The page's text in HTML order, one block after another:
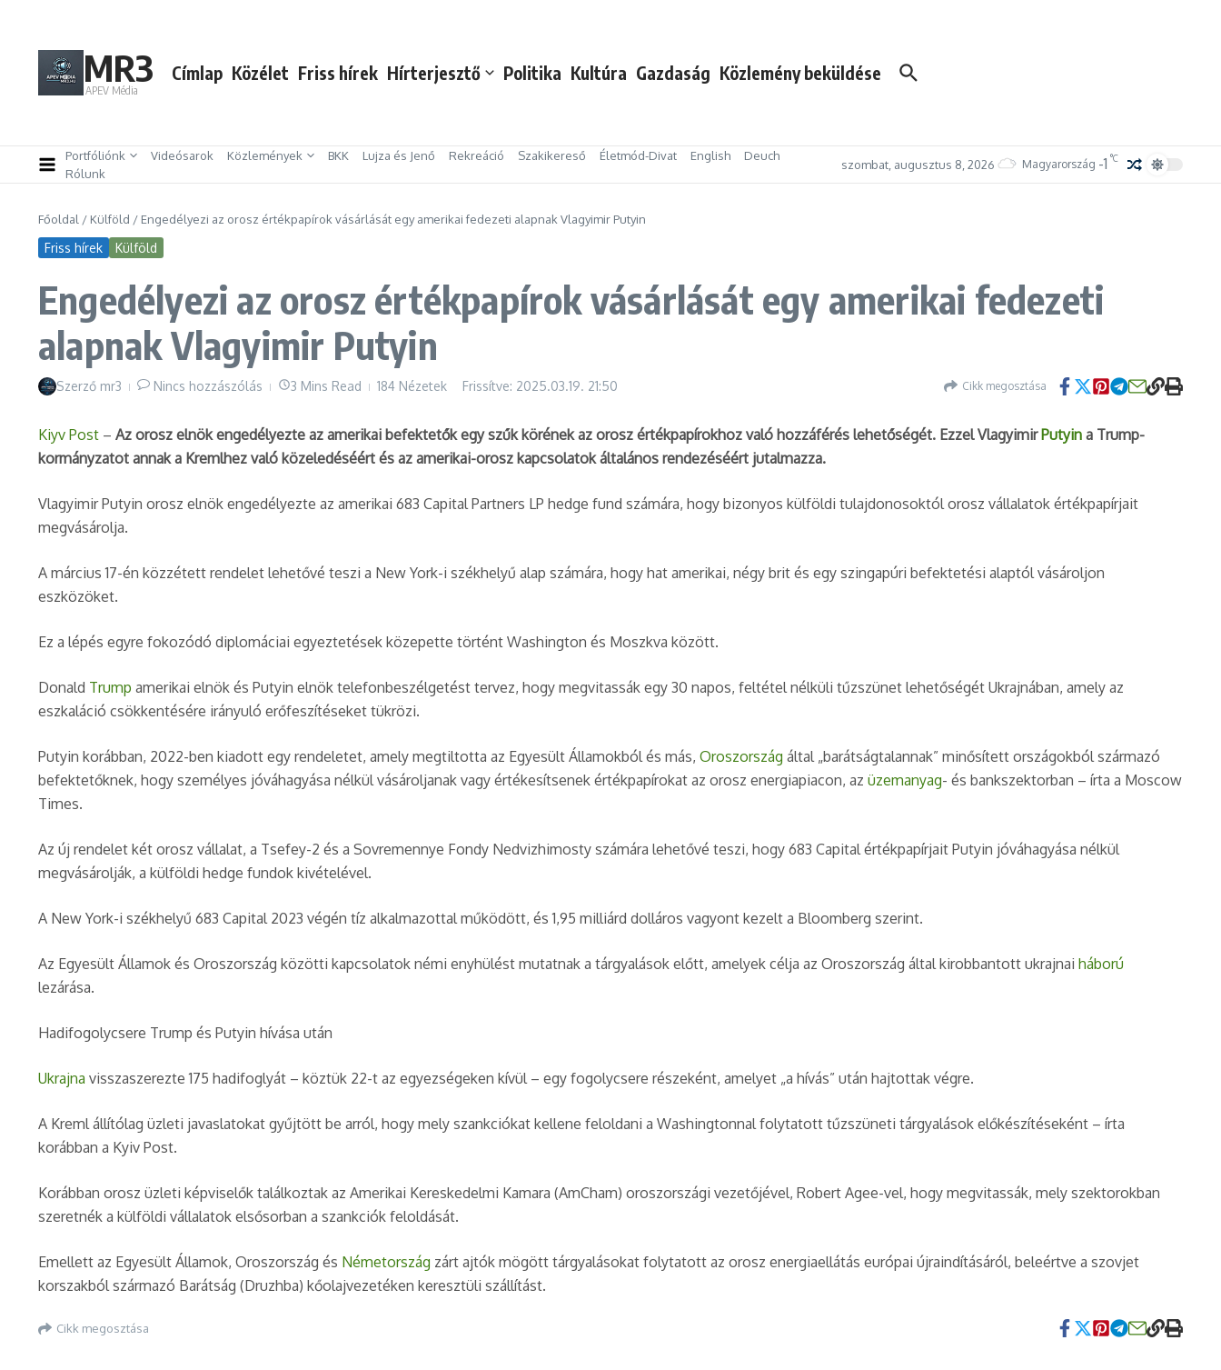
MR3
APEV Média
Címlap Közélet Friss hírek Hírterjesztő Politika Kultúra Gazdaság Közlemény beküldése
Portfóliónk Videósarok Közlemények BKK Lujza és Jenő Rekreáció Szakikereső Életmód-Divat English
Deuch
Rólunk
szombat, augusztus 8, 2026 Magyarország -1 °C
Főoldal / Külföld / Engedélyezi az orosz értékpapírok vásárlását egy amerikai fedezeti alapnak Vlagyimir Putyin
Friss hírek Külföld
Engedélyezi az orosz értékpapírok vásárlását egy amerikai fedezeti
alapnak Vlagyimir Putyin
Szerző mr3 Nincs hozzászólás 3 Mins Read 184 Nézetek Frissítve: 2025.03.19. 21:50 Cikk megosztása
Kiyv Post – Az orosz elnök engedélyezte az amerikai befektetők egy szűk körének az orosz értékpapírokhoz való hozzáférés lehetőségét. Ezzel Vlagyimir Putyin a Trump-
kormányzatot annak a Kremlhez való közeledéséért és az amerikai-orosz kapcsolatok általános rendezéséért jutalmazza.
Vlagyimir Putyin orosz elnök engedélyezte az amerikai 683 Capital Partners LP hedge fund számára, hogy bizonyos külföldi tulajdonosoktól orosz vállalatok értékpapírjait
megvásárolja.
A március 17-én közzétett rendelet lehetővé teszi a New York-i székhelyű alap számára, hogy hat amerikai, négy brit és egy szingapúri befektetési alaptól vásároljon
eszközöket.
Ez a lépés egyre fokozódó diplomáciai egyeztetések közepette történt Washington és Moszkva között.
Donald Trump amerikai elnök és Putyin elnök telefonbeszélgetést tervez, hogy megvitassák egy 30 napos, feltétel nélküli tűzszünet lehetőségét Ukrajnában, amely az
eszkaláció csökkentésére irányuló erőfeszítéseket tükrözi.
Putyin korábban, 2022-ben kiadott egy rendeletet, amely megtiltotta az Egyesült Államokból és más, Oroszország által „barátságtalannak” minősített országokból származó
befektetőknek, hogy személyes jóváhagyása nélkül vásároljanak vagy értékesítsenek értékpapírokat az orosz energiapiacon, az üzemanyag- és bankszektorban – írta a Moscow
Times.
Az új rendelet két orosz vállalat, a Tsefey-2 és a Sovremennye Fondy Nedvizhimosty számára lehetővé teszi, hogy 683 Capital értékpapírjait Putyin jóváhagyása nélkül
megvásárolják, a külföldi hedge fundok kivételével.
A New York-i székhelyű 683 Capital 2023 végén tíz alkalmazottal működött, és 1,95 milliárd dolláros vagyont kezelt a Bloomberg szerint.
Az Egyesült Államok és Oroszország közötti kapcsolatok némi enyhülést mutatnak a tárgyalások előtt, amelyek célja az Oroszország által kirobbantott ukrajnai háború
lezárása.
Hadifogolycsere Trump és Putyin hívása után
Ukrajna visszaszerezte 175 hadifoglyát – köztük 22-t az egyezségeken kívül – egy fogolycsere részeként, amelyet „a hívás” után hajtottak végre.
A Kreml állítólag üzleti javaslatokat gyűjtött be arról, hogy mely szankciókat kellene feloldani a Washingtonnal folytatott tűzszüneti tárgyalások előkészítéseként – írta
korábban a Kyiv Post.
Korábban orosz üzleti képviselők találkoztak az Amerikai Kereskedelmi Kamara (AmCham) oroszországi vezetőjével, Robert Agee-vel, hogy megvitassák, mely szektorokban
szeretnék a külföldi vállalatok elsősorban a szankciók feloldását.
Emellett az Egyesült Államok, Oroszország és Németország zárt ajtók mögött tárgyalásokat folytatott az orosz energiaellátás európai újraindításáról, beleértve a szovjet
korszakból származó Barátság (Druzhba) kőolajvezetéken keresztüli szállítást.
Cikk megosztása